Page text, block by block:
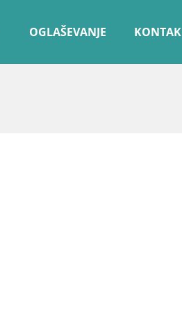
OGLAŠEVANJE KONTAK